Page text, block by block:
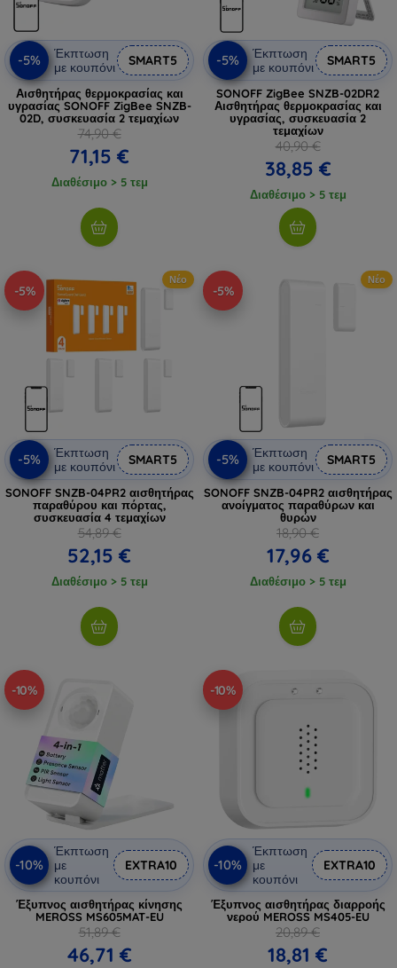
-5%
Έκπτωση
με κουπόνι
SMART5
Αισθητήρας θερμοκρασίας και
υγρασίας SONOFF ZigBee SNZB-
02D, συσκευασία 2 τεμαχίων
74,90 €
71,15 €
Διαθέσιμο > 5 τεμ
-5%
Έκπτωση
με κουπόνι
SMART5
SONOFF ZigBee SNZB-02DR2
Αισθητήρας θερμοκρασίας και
υγρασίας, συσκευασία 2
τεμαχίων
40,90 €
38,85 €
Διαθέσιμο > 5 τεμ
-5%
Νέο
-5%
Έκπτωση
με κουπόνι
SMART5
SONOFF SNZB-04PR2 αισθητήρας
παραθύρου και πόρτας,
συσκευασία 4 τεμαχίων
54,89 €
52,15 €
Διαθέσιμο > 5 τεμ
-5%
Νέο
-5%
Έκπτωση
με κουπόνι
SMART5
SONOFF SNZB-04PR2 αισθητήρας
ανοίγματος παραθύρων και
θυρών
18,90 €
17,96 €
Διαθέσιμο > 5 τεμ
-10%
-10%
Έκπτωση
με
κουπόνι
EXTRA10
Έξυπνος αισθητήρας κίνησης
MEROSS MS605MAT-EU
51,89 €
46,71 €
-10%
-10%
Έκπτωση
με
κουπόνι
EXTRA10
Έξυπνος αισθητήρας διαρροής
νερού MEROSS MS405-EU
20,89 €
18,81 €